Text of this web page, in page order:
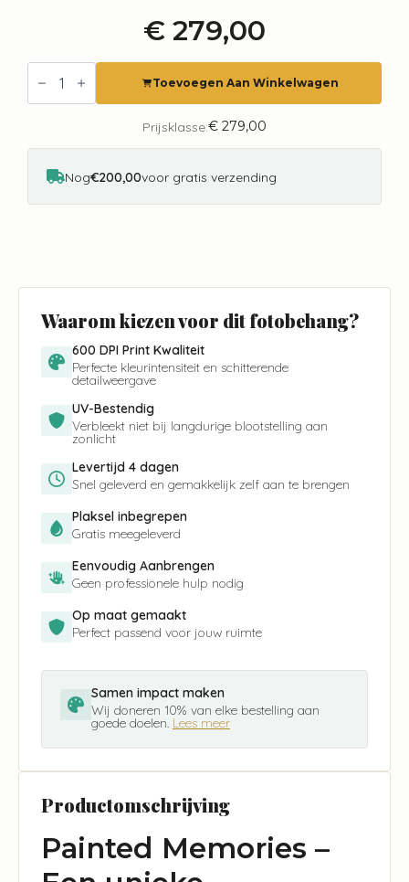
€ 279,00
Fotobehang
8046
Painted
Hen
aantal
Toevoegen Aan Winkelwagen
Prijsklasse:€ 279,00
Nog€200,00voor gratis verzending
Waarom kiezen voor dit fotobehang?
600 DPI Print Kwaliteit
Perfecte kleurintensiteit en schitterende
detailweergave
UV-Bestendig
Verbleekt niet bij langdurige blootstelling aan
zonlicht
Levertijd 4 dagen
Snel geleverd en gemakkelijk zelf aan te brengen
Plaksel inbegrepen
Gratis meegeleverd
Eenvoudig Aanbrengen
Geen professionele hulp nodig
Op maat gemaakt
Perfect passend voor jouw ruimte
Samen impact maken
Wij doneren 10% van elke bestelling aan
goede doelen. Lees meer
Productomschrijving
Painted Memories –